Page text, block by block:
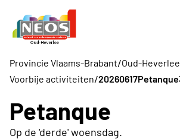
Provincie Vlaams-Brabant/Oud-Heverlee
Voorbije activiteiten/
Petanque
Op de 'derde' woensdag.